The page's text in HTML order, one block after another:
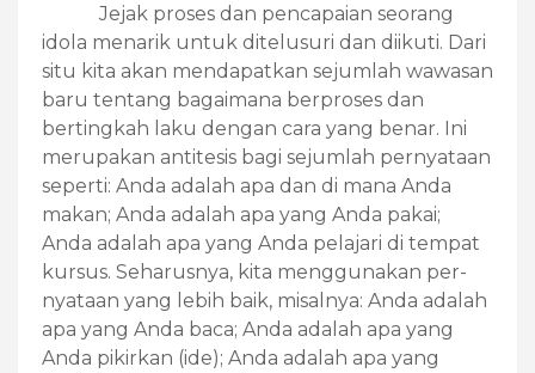
Jejak proses dan pencapaian seorang
idola menarik untuk ditelusuri dan diikuti. Dari
situ kita akan mendapatkan sejumlah wawasan
baru tentang bagaimana berproses dan
bertingkah laku dengan cara yang benar. Ini
merupakan antitesis bagi sejumlah pernyataan
seperti: Anda adalah apa dan di mana Anda
makan; Anda adalah apa yang Anda pakai;
Anda adalah apa yang Anda pelajari di tempat
kursus. Seharusnya, kita menggunakan per-
nyataan yang lebih baik, misalnya: Anda adalah
apa yang Anda baca; Anda adalah apa yang
Anda pikirkan (ide); Anda adalah apa yang